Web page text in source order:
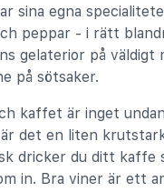
sina egna
peppar - i rätt
gelaterior på väldigt
på sötsaker.
kaffet är inget
det en liten
dricker du ditt kaffe
in. Bra viner är ett